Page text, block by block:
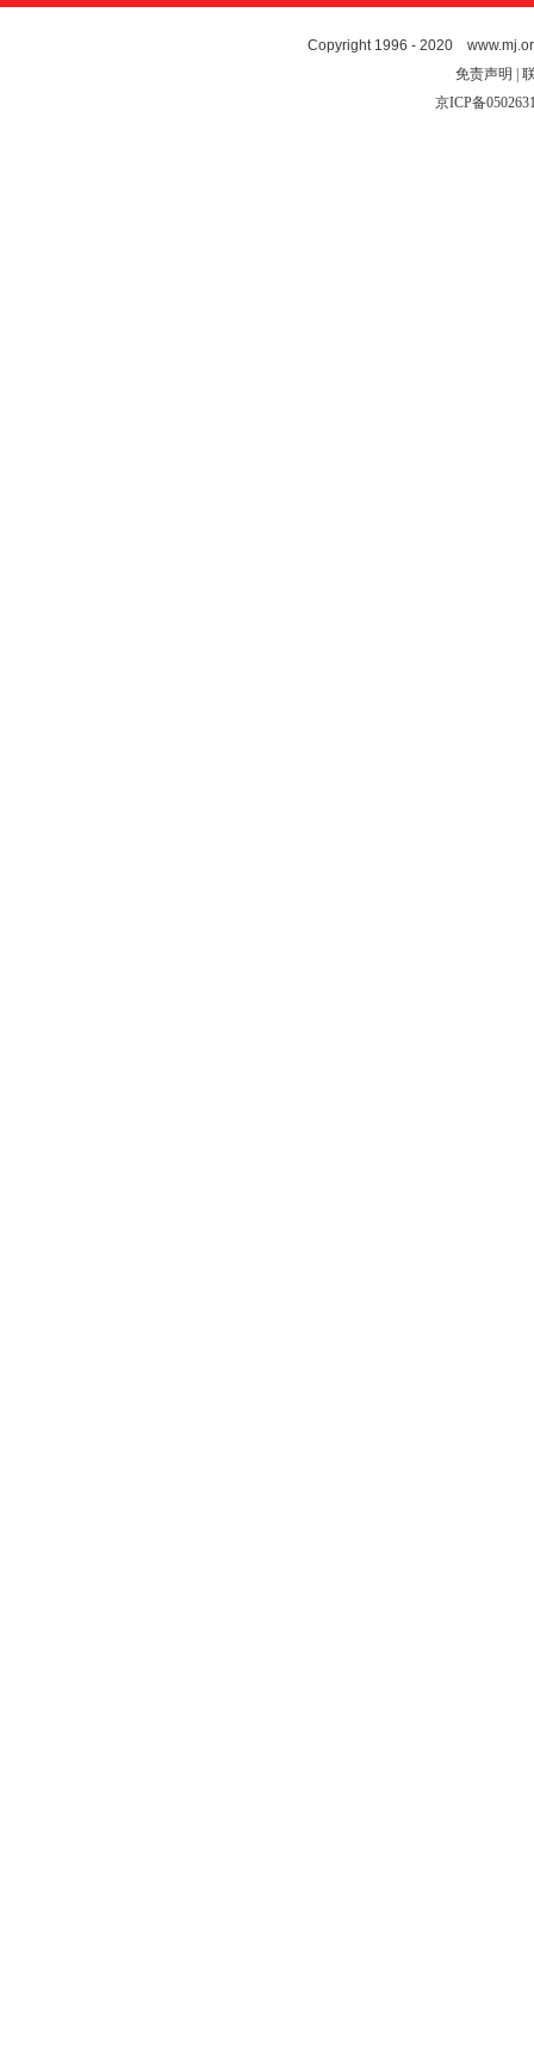
Copyright 1996 - 2020
免责声明 |
京ICP备